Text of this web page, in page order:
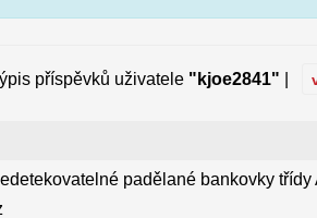
příspěvků uživatele "kjoe2841"
padělané bankovky